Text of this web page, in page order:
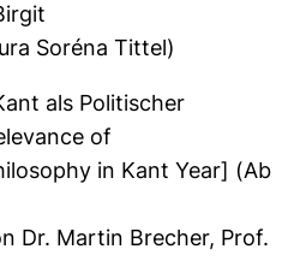
Soréna Tittel)
als Politischer
of
in Kant Year] (Ab
Dr. Martin Brecher, Prof.